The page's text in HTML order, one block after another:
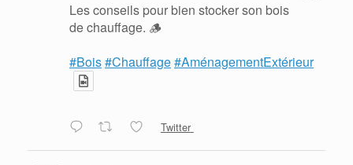
Les conseils pour bien stocker son bois
de chauffage. 🪵
#Bois#Chauffage#AménagementExtérieur
Twitter